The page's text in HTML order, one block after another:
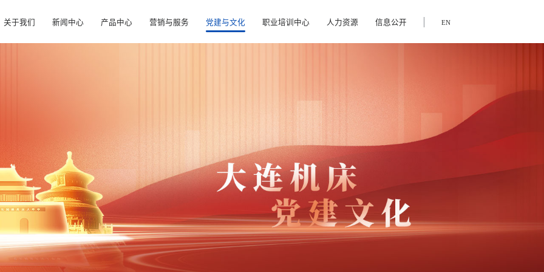
关于我们 新闻中心 产品中心 营销与服务 党建与文化 职业培训中心 人力资源 信息公开 EN